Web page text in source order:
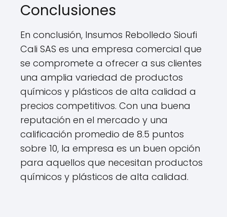
Conclusiones
En conclusión, Insumos Rebolledo Sioufi
Cali SAS es una empresa comercial que
se compromete a ofrecer a sus clientes
una amplia variedad de productos
químicos y plásticos de alta calidad a
precios competitivos. Con una buena
reputación en el mercado y una
calificación promedio de 8.5 puntos
sobre 10, la empresa es un buen opción
para aquellos que necesitan productos
químicos y plásticos de alta calidad.